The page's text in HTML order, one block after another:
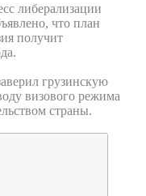
либерализации
что план
получит
грузинскую
визового режима
страны.